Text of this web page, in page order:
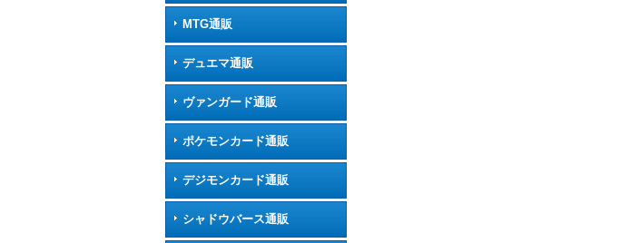
MTG通販
デュエマ通販
ヴァンガード通販
ポケモンカード通販
デジモンカード通販
シャドウバース通販